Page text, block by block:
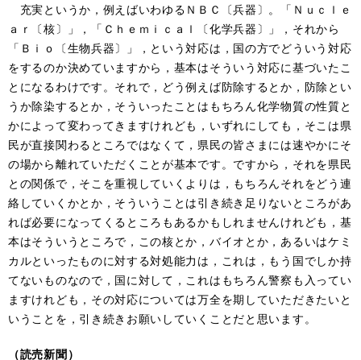
充実というか，例えばいわゆるＮＢＣ〔兵器〕。「Ｎｕｃｌｅ
ａｒ〔核〕」，「Ｃｈｅｍｉｃａｌ〔化学兵器〕」，それから
「Ｂｉｏ〔生物兵器〕」，という対応は，国の方でどういう対応
をするのか決めていますから，基本はそういう対応に基づいたこ
とになるわけです。それで，どう例えば防除するとか，防除とい
うか除染するとか，そういったことはもちろん化学物質の性質と
かによって変わってきますけれども，いずれにしても，そこは県
民が直接関わるところではなくて，県民の皆さまには速やかにそ
の場から離れていただくことが基本です。ですから，それを県民
との関係で，そこを重視していくよりは，もちろんそれをどう連
絡していくかとか，そういうことは引き続き足りないところがあ
れば必要になってくるところもあるかもしれませんけれども，基
本はそういうところで，この核とか，バイオとか，あるいはケミ
カルといったものに対する対処能力は，これは，もう国でしか持
てないものなので，国に対して，これはもちろん警察も入ってい
ますけれども，その対応については万全を期していただきたいと
いうことを，引き続きお願いしていくことだと思います。
（読売新聞）